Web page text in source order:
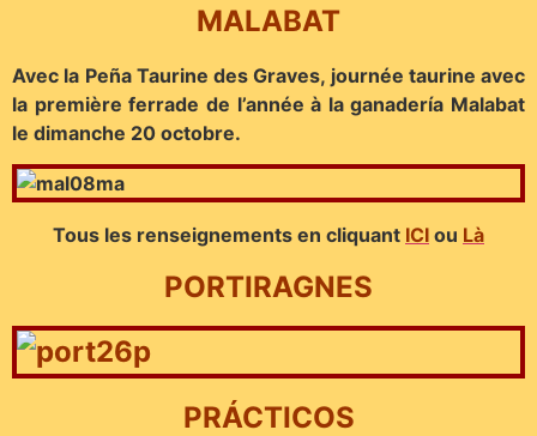
MALABAT
Avec la Peña Taurine des Graves, journée taurine avec
la première ferrade de l’année à la ganadería Malabat
le dimanche 20 octobre.
Tous les renseignements en cliquant ICI ou Là
PORTIRAGNES
PRÁCTICOS